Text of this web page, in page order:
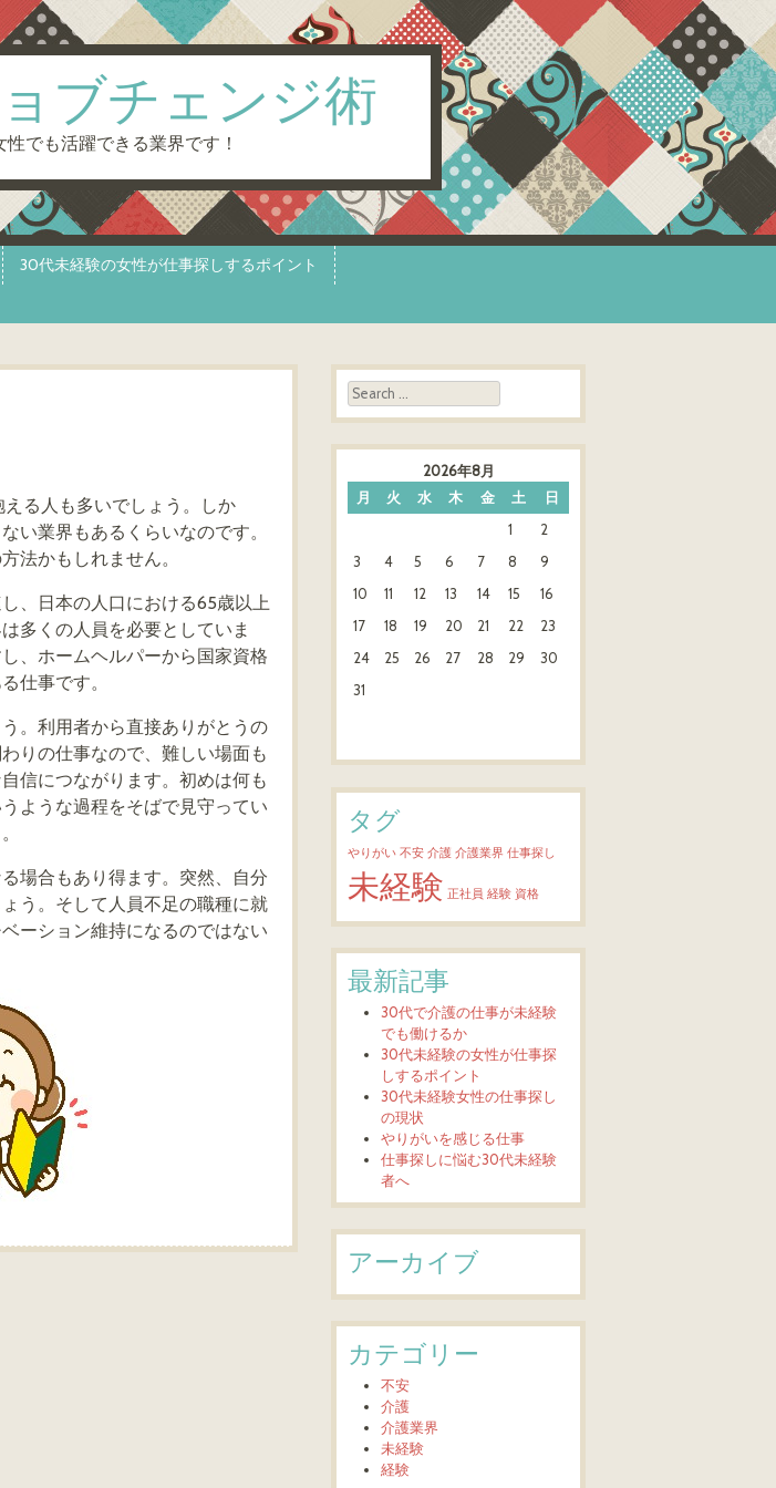
ブチェンジ術
でも活躍できる業界です！
30代未経験の女性が仕事探しするポイント
る人も多いでしょう。しか
い業界もあるくらいなのです。
法かもしれません。
、日本の人口における65歳以上
多くの人員を必要としていま
、ホームヘルパーから国家資格
仕事です。
。利用者から直接ありがとうの
りの仕事なので、難しい場面も
信につながります。初めは何も
ような過程をそばで見守ってい
場合もあり得ます。突然、自分
う。そして人員不足の職種に就
ーション維持になるのではない
Search
2026年8月
月
火 水 木 金 土
日
1
2
3
4 5 6 7 8
9
10
11 12 13 14 15
16
17
18 19 20 21 22
23
24
25 26 27 28 29
30
31
タグ
やりがい 不安 介護 介護業界 仕事探し
未経験 正社員 経験 資格
最新記事
30代で介護の仕事が未経験
でも働けるか
30代未経験の女性が仕事探
しするポイント
30代未経験女性の仕事探し
の現状
やりがいを感じる仕事
仕事探しに悩む30代未経験
者へ
アーカイブ
カテゴリー
不安
介護
介護業界
未経験
経験